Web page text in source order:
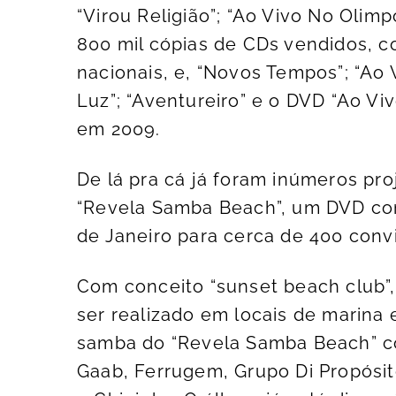
“Virou Religião”; “Ao Vivo No
800 mil cópias de CDs vendidos,
nacionais, e, “Novos Tempos”;
Luz”; “Aventureiro” e o DVD “Ao
em 2009.
De lá pra cá já foram inúmeros
“Revela Samba Beach”, um DVD
de Janeiro para cerca de 400
Com conceito “sunset beach
ser realizado em locais de marina
samba do “Revela Samba
Gaab, Ferrugem, Grupo Di